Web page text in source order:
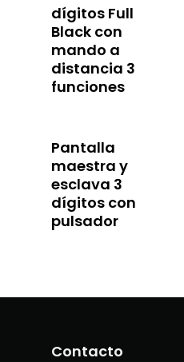
dígitos Full
Black con
mando a
distancia 3
funciones
Pantalla
maestra y
esclava 3
dígitos con
pulsador
Contacto